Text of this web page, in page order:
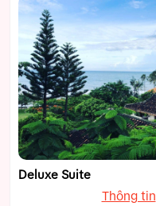
Deluxe Suite
Thông tin